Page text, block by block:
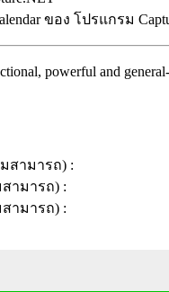
ของ โปรแกรม
powerful and